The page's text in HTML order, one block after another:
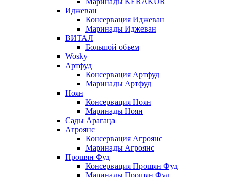
Иджеван
Консервация Иджеван
Маринады Иджеван
ВИТАЛ
Большой объем
Wosky
Артфуд
Консервация Артфуд
Маринады Артфуд
Ноян
Консервация Ноян
Маринады Ноян
Сады Арагаца
Агроянс
Консервация Агроянс
Маринады Агроянс
Прошян Фуд
Консервация Прошян Фуд
Маринады Прошян Фуд